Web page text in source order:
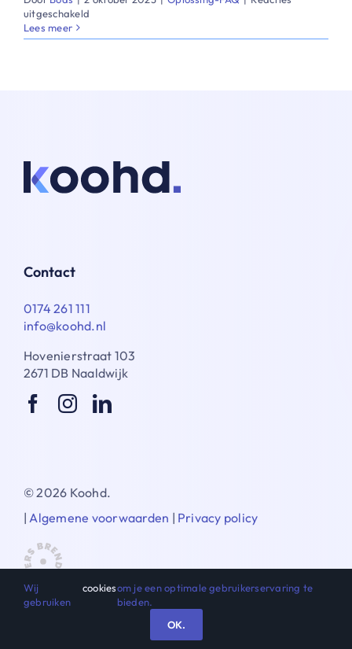
uitgeschakeld
mijn
Lees meer
Contact
0174 261 111
info@koohd.nl
Hovenierstraat 103
2671 DB Naaldwijk
© 2026 Koohd.
|Algemene voorwaarden | Privacy policy
Wij
gebruiken
cookiesom je een optimale gebruikerservaring te
bieden.
OK.